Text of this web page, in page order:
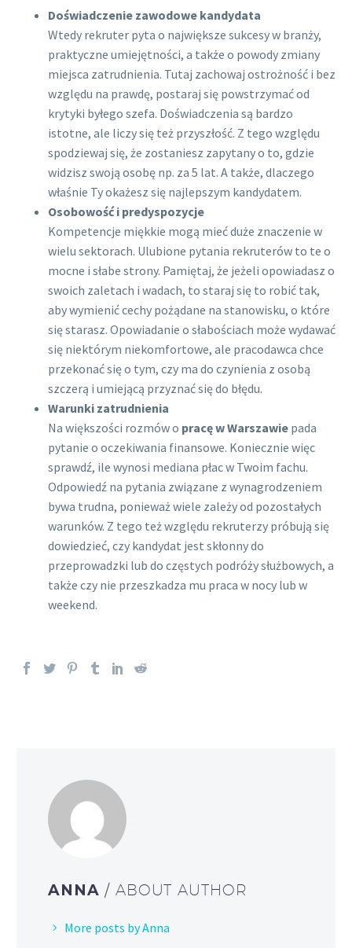
Doświadczenie zawodowe kandydata
Wtedy rekruter pyta o największe sukcesy w branży,
praktyczne umiejętności, a także o powody zmiany
miejsca zatrudnienia. Tutaj zachowaj ostrożność i bez
względu na prawdę, postaraj się powstrzymać od
krytyki byłego szefa. Doświadczenia są bardzo
istotne, ale liczy się też przyszłość. Z tego względu
spodziewaj się, że zostaniesz zapytany o to, gdzie
widzisz swoją osobę np. za 5 lat. A także, dlaczego
właśnie Ty okażesz się najlepszym kandydatem.
Osobowość i predyspozycje
Kompetencje miękkie mogą mieć duże znaczenie w
wielu sektorach. Ulubione pytania rekruterów to te o
mocne i słabe strony. Pamiętaj, że jeżeli opowiadasz o
swoich zaletach i wadach, to staraj się to robić tak,
aby wymienić cechy pożądane na stanowisku, o które
się starasz. Opowiadanie o słabościach może wydawać
się niektórym niekomfortowe, ale pracodawca chce
przekonać się o tym, czy ma do czynienia z osobą
szczerą i umiejącą przyznać się do błędu.
Warunki zatrudnienia
Na większości rozmów o pracę w Warszawie pada
pytanie o oczekiwania finansowe. Koniecznie więc
sprawdź, ile wynosi mediana płac w Twoim fachu.
Odpowiedź na pytania związane z wynagrodzeniem
bywa trudna, ponieważ wiele zależy od pozostałych
warunków. Z tego też względu rekruterzy próbują się
dowiedzieć, czy kandydat jest skłonny do
przeprowadzki lub do częstych podróży służbowych, a
także czy nie przeszkadza mu praca w nocy lub w
weekend.
ANNA / ABOUT AUTHOR
More posts by Anna